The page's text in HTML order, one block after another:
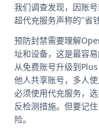
我们调查发现，因账
超代充服务声称的"省
预防封禁需要理解
址和设备，这是最容
从免费账号升级到
他人共享账号，多人
必须使用代充服务，
反检测措施。但要记
险。